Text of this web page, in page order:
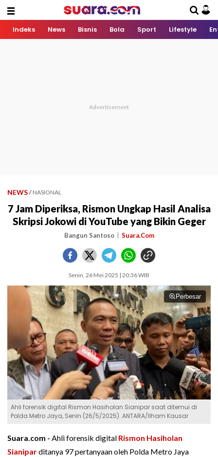
Indeks News Bisnis Bola Sport Lifestyle
NEWS / NASIONAL
7 Jam Diperiksa, Rismon Ungkap Hasil Analisa
Skripsi Jokowi di YouTube yang Bikin Geger
Bangun Santoso Suara.Com
Senin, 26 Mei 2025 | 20:36 WIB
Perbesar
Ahli forensik digital Rismon Hasiholan Sianipar saat ditemui di
Polda Metro Jaya, Senin (26/5/2025). ANTARA/Ilham Kausar
Suara.com - Ahli forensik digital Rismon Hasiholan
Sianiparditanya 97 pertanyaan oleh Polda Metro Jaya